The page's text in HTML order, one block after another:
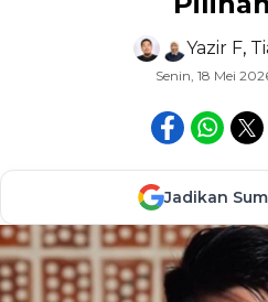
Yazir F,
Senin, 18 Mei
Jadikan